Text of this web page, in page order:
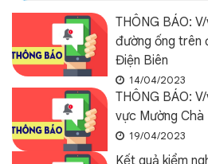
THÔNG BÁO:
đường ống trên
Điện Biên
14/04/2023
THÔNG BÁO:
vực Mường Chà
19/04/2023
Kết quả kiểm